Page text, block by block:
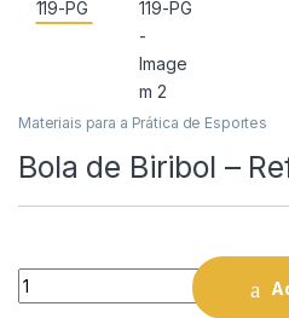
Materiais para a Prática de Esportes
Bola de Biribol –
Quantity